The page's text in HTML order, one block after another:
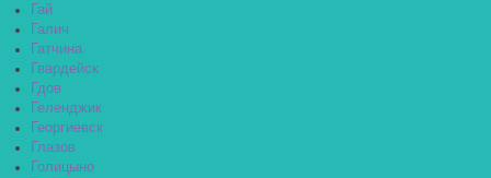
Гай
Галич
Гатчина
Гвардейск
Гдов
Геленджик
Георгиевск
Глазов
Голицыно